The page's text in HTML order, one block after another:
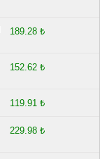
189.28 ₺
152.62 ₺
119.91 ₺
229.98 ₺